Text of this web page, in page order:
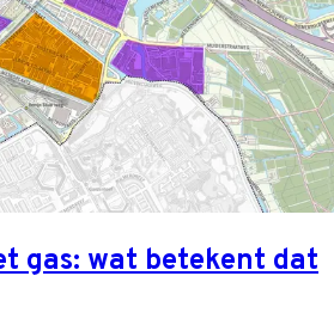
gas: wat betekent dat